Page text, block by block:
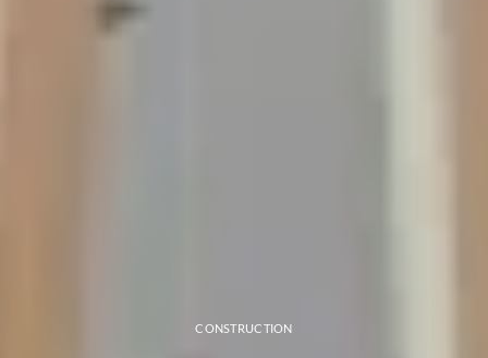
CONSTRUCTION